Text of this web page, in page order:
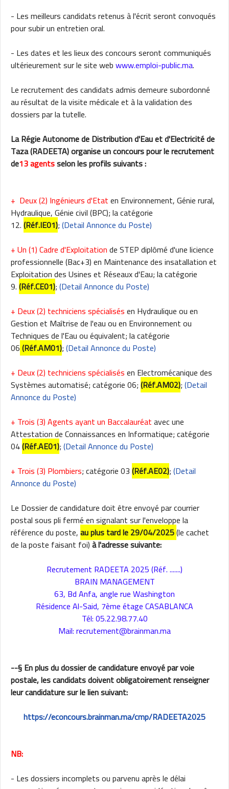
- Les meilleurs candidats retenus à l'écrit seront convoqués
pour subir un entretien oral.
- Les dates et les lieux des concours seront communiqués
ultérieurement sur le site webwww.emploi-public.ma.
Le recrutement des candidats admis demeure subordonné
au résultat de la visite médicale et à la validation des
dossiers par la tutelle.
La Régie Autonome de Distribution d'Eau et d'Electricité de
Taza (RADEETA) organise un concours pour le recrutement
de13 agentsselon les profils suivants :
+ Deux (2) Ingénieurs d'Etaten Environnement, Génie rural,
Hydraulique, Génie civil (BPC); la catégorie
12.(Réf.IE01);(Detail Annonce du Poste)
+ Un (1) Cadre d'Exploitationde STEP diplômé d'une licience
professionnelle (Bac+3) en Maintenance des insatallation et
Exploitation des Usines et Réseaux d'Eau; la catégorie
9.(Réf.CE01);(Detail Annonce du Poste)
+ Deux (2) techniciens spécialisésen Hydraulique ou en
Gestion et Maîtrise de l'eau ou en Environnement ou
Techniques de l'Eau ou équivalent; la catégorie
06(Réf.AM01);(Detail Annonce du Poste)
+ Deux (2) techniciens spécialisésen Electromécanique des
Systèmes automatisé; catégorie 06;(Réf.AM02);(Detail
Annonce du Poste)
+ Trois (3) Agents ayant un Baccalauréatavec une
Attestation de Connaissances en Informatique; catégorie
04(Réf.AE01);(Detail Annonce du Poste)
+ Trois (3) Plombiers; catégorie 03(Réf.AE02);(Detail
Annonce du Poste)
Le Dossier de candidature doit être envoyé par courrier
postal sous pli fermé en signalant sur l'enveloppe la
référence du poste,au plus tard le 29/04/2025(le cachet
de la poste faisant foi)à l'adresse suivante:
Recrutement RADEETA 2025 (Réf. .......)
BRAIN MANAGEMENT
63, Bd Anfa, angle rue Washington
Résidence Al-Said, 7ème étage CASABLANCA
Tél: 05.22.98.77.40
Mail: recrutement@brainman.ma
--§ En plus du dossier de candidature envoyé par voie
postale, les candidats doivent obligatoirement renseigner
leur candidature sur le lien suivant:
https://econcours.brainman.ma/cmp/RADEETA2025
NB:
- Les dossiers incomplets ou parvenu après le délai